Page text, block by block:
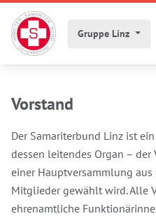
Gruppe Linz
Vorstand
Der Samariterbund Linz ist
dessen leitendes Organ – der
einer Hauptversammlung
Mitglieder gewählt wird. Alle
ehrenamtliche